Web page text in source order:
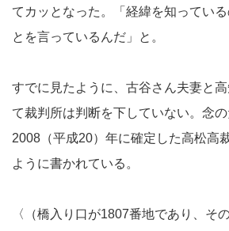
てカッとなった。「経緯を知ってい
とを言っているんだ」と。
すでに見たように、古谷さん夫妻と
て裁判所は判断を下していない。念の
2008（平成20）年に確定した高松高
ように書かれている。
〈（橋入り口が1807番地であり、そ